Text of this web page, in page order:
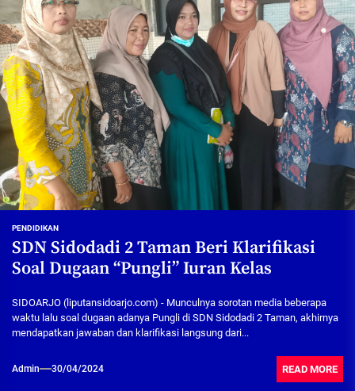
PENDIDIKAN
SDN Sidodadi 2 Taman Beri Klarifikasi
Soal Dugaan “Pungli” Iuran Kelas
SIDOARJO (liputansidoarjo.com) - Munculnya sorotan media beberapa
waktu lalu soal dugaan adanya Pungli di SDN Sidodadi 2 Taman, akhirnya
mendapatkan jawaban dan klarifikasi langsung dari...
Admin 30/04/2024 READ MORE